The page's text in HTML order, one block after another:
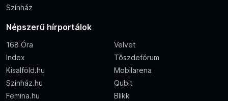
Színház
Népszerű hírportálok
168 Óra
Velvet
Index
Tőszdefórum
Kisalföld.hu
Mobilarena
Színház.hu
Qubit
Femina.hu
Blikk